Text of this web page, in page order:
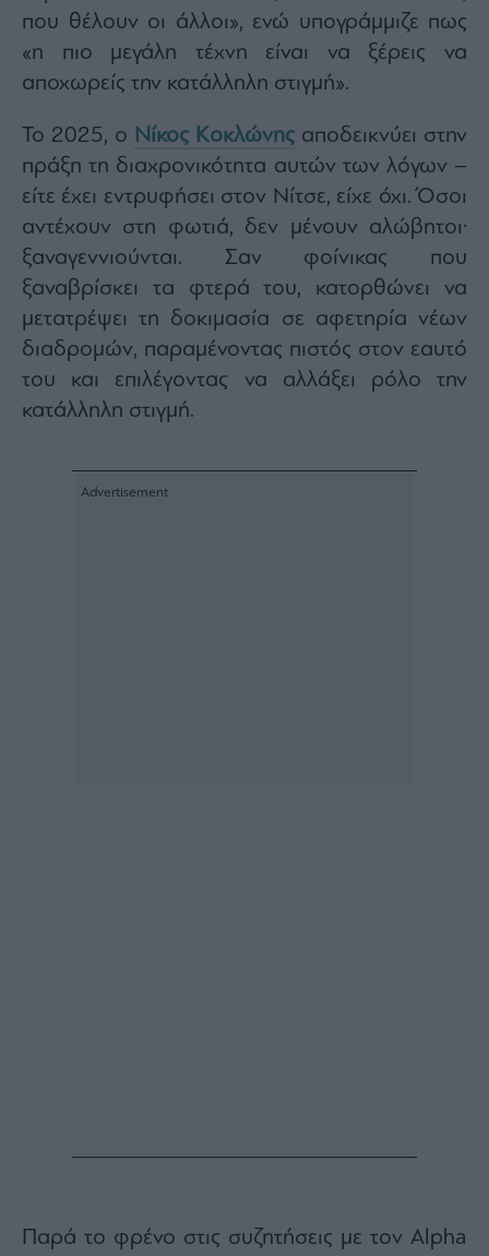
που θέλουν οι άλλοι», ενώ υπογράμμιζε πως
«η πιο μεγάλη τέχνη είναι να ξέρεις να
αποχωρείς την κατάλληλη στιγμή».
Το 2025, ο Νίκος Κοκλώνης αποδεικνύει στην
πράξη τη διαχρονικότητα αυτών των λόγων –
είτε έχει εντρυφήσει στον Νίτσε, είχε όχι. Όσοι
αντέχουν στη φωτιά, δεν μένουν αλώβητοι·
ξαναγεννιούνται. Σαν φοίνικας που
ξαναβρίσκει τα φτερά του, κατορθώνει να
μετατρέψει τη δοκιμασία σε αφετηρία νέων
διαδρομών, παραμένοντας πιστός στον εαυτό
του και επιλέγοντας να αλλάξει ρόλο την
κατάλληλη στιγμή.
Παρά το φρένο στις συζητήσεις με τον Alpha